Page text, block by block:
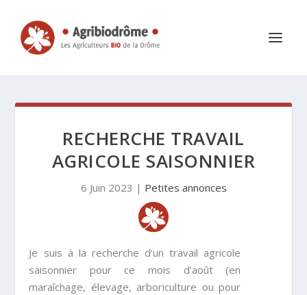
RECHERCHE TRAVAIL
AGRICOLE SAISONNIER
6 Juin 2023 | Petites annonces
Je suis à la recherche d’untravail agricole
saisonnier pour ce mois d’août (en
maraîchage, élevage, arboriculture ou pour